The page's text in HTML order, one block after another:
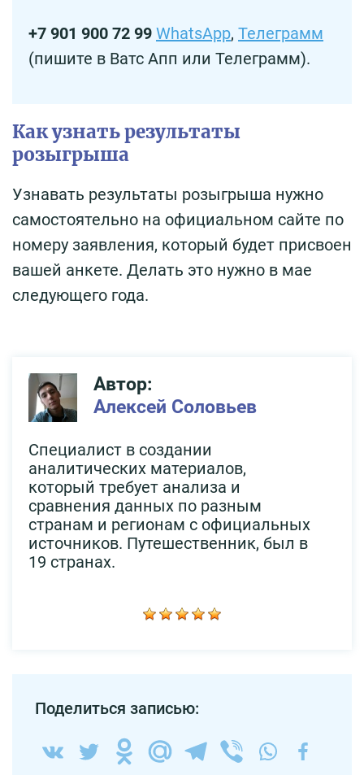
+7 901 900 72 99 WhatsApp, Телеграмм
(пишите в Ватс Апп или Телеграмм).
Как узнать результаты
розыгрыша
Узнавать результаты розыгрыша нужно
самостоятельно на официальном сайте по
номеру заявления, который будет присвоен
вашей анкете. Делать это нужно в мае
следующего года.
Автор:
Алексей Соловьев
Специалист в создании
аналитических материалов,
который требует анализа и
сравнения данных по разным
странам и регионам с официальных
источников. Путешественник, был в
19 странах.
Поделиться записью: